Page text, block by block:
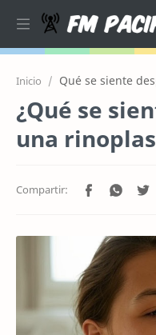
Inicio Qué se siente
¿Qué se
una